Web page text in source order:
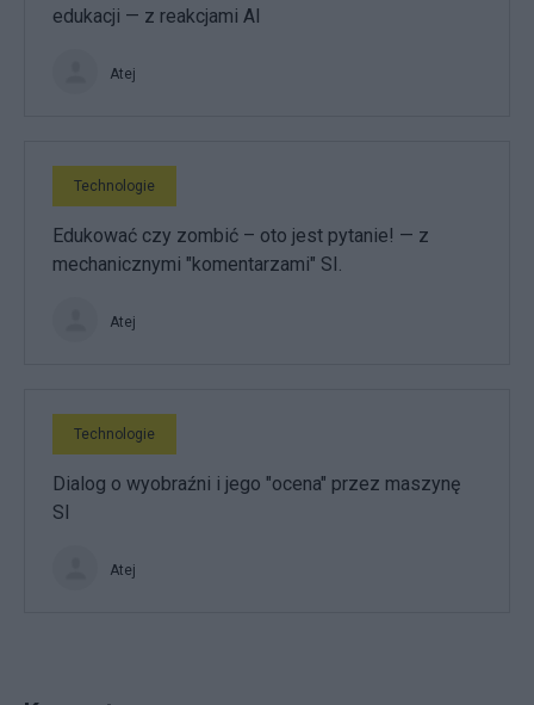
edukacji — z reakcjami AI
Atej
Technologie
Edukować czy zombić – oto jest pytanie! — z
mechanicznymi "komentarzami" SI.
Atej
Technologie
Dialog o wyobraźni i jego "ocena" przez maszynę
SI
Atej